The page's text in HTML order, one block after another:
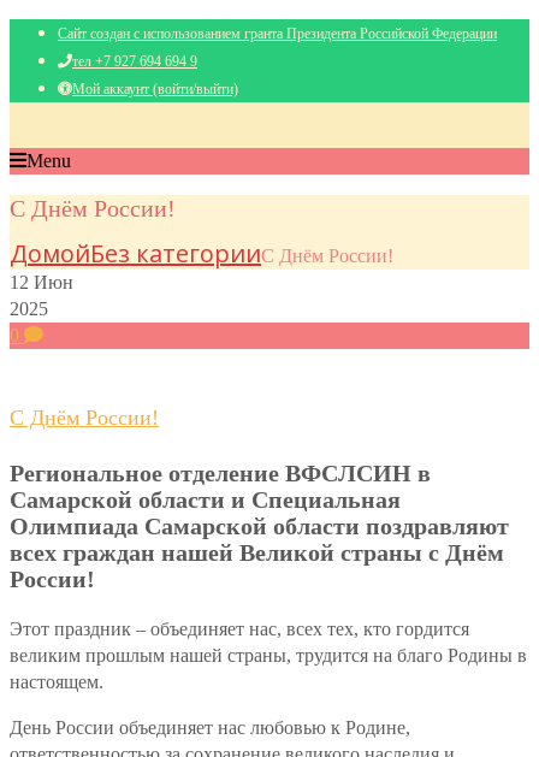
Сайт создан с использованием гранта Президента Российской Федерации
тел +7 927 694 694 9
Мой аккаунт (войти/выйти)
Menu
С Днём России!
ДомойБез категорииС Днём России!
12 Июн
2025
0
С Днём России!
Региональное отделение ВФСЛСИН в
Самарской области и Специальная
Олимпиада Самарской области поздравляют
всех граждан нашей Великой страны с Днём
России!
Этот праздник – объединяет нас, всех тех, кто гордится
великим прошлым нашей страны, трудится на благо Родины в
настоящем.
День России объединяет нас любовью к Родине,